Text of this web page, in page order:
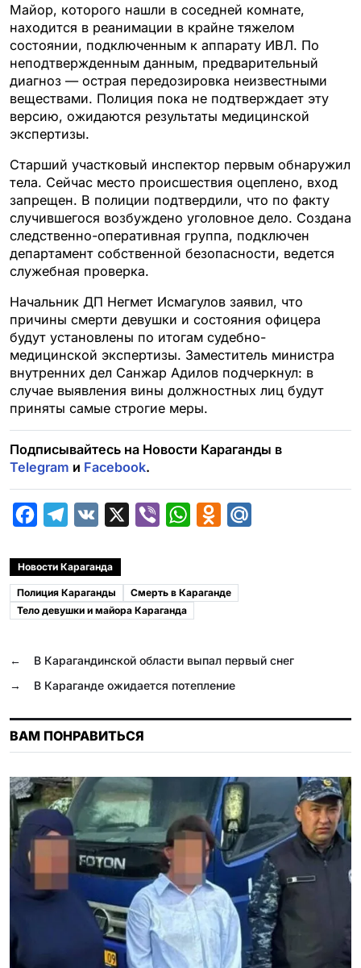
Майор, которого нашли в соседней комнате,
находится в реанимации в крайне тяжелом
состоянии, подключенным к аппарату ИВЛ. По
неподтвержденным данным, предварительный
диагноз — острая передозировка неизвестными
веществами. Полиция пока не подтверждает эту
версию, ожидаются результаты медицинской
экспертизы.
Старший участковый инспектор первым обнаружил
тела. Сейчас место происшествия оцеплено, вход
запрещен. В полиции подтвердили, что по факту
случившегося возбуждено уголовное дело. Создана
следственно-оперативная группа, подключен
департамент собственной безопасности, ведется
служебная проверка.
Начальник ДП Негмет Исмагулов заявил, что
причины смерти девушки и состояния офицера
будут установлены по итогам судебно-
медицинской экспертизы. Заместитель министра
внутренних дел Санжар Адилов подчеркнул: в
случае выявления вины должностных лиц будут
приняты самые строгие меры.
Подписывайтесь на Новости Караганды в
Telegram и Facebook.
c
e
b
o
k
l
e
g
a
m
e
r
W
t
p
p
o
a
s
i
k
i
u
Новости Караганда
Полиция Караганды
Смерть в Караганде
Тело девушки и майора Караганда
←
В Карагандинской области выпал первый снег
→
В Караганде ожидается потепление
ВАМ ПОНРАВИТЬСЯ